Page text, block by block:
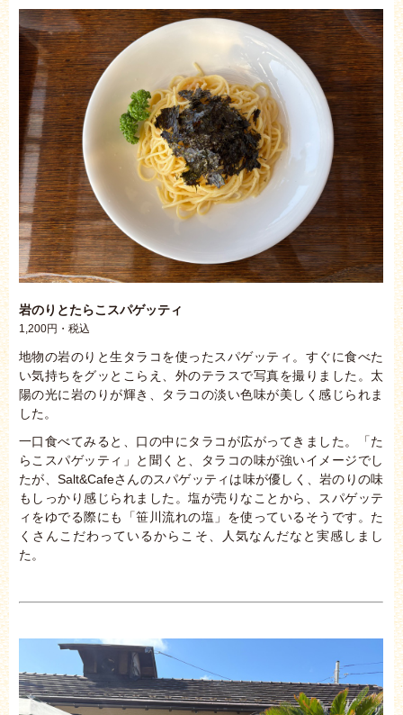
岩のりとたらこスパゲッティ
1,200円・税込
地物の岩のりと生タラコを使ったスパゲッティ。すぐに食べた
い気持ちをグッとこらえ、外のテラスで写真を撮りました。太
陽の光に岩のりが輝き、タラコの淡い色味が美しく感じられま
した。
一口食べてみると、口の中にタラコが広がってきました。「た
らこスパゲッティ」と聞くと、タラコの味が強いイメージでし
たが、Salt&Cafeさんのスパゲッティは味が優しく、岩のりの味
もしっかり感じられました。塩が売りなことから、スパゲッテ
ィをゆでる際にも「笹川流れの塩」を使っているそうです。た
くさんこだわっているからこそ、人気なんだなと実感しまし
た。